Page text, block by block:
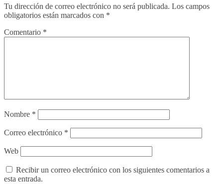
Tu dirección de correo electrónico no será publicada. Los campos
obligatorios están marcados con *
Comentario *
Nombre *
Correo electrónico *
Web
Recibir un correo electrónico con los siguientes comentarios a
esta entrada.